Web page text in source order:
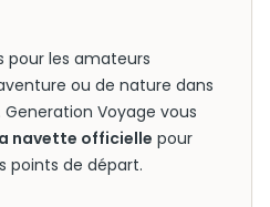
pour les amateurs
ou de nature dans
Generation Voyage vous
navette officielle pour
points de départ.